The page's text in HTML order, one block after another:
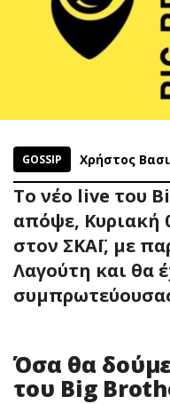
GOSSIP Χρήστος
Το νέο live του
απόψε, Κυριακή
στον ΣΚΑΪ, με
Λαγούτη και θα
Όσα θα
του Big